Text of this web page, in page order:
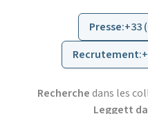
Presse:+33
Recrutement:
Recherchedans les
Leggett